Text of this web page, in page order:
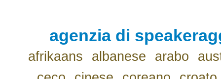
agenzia di
afrikaans albanese arabo